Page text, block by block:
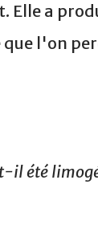
Elle a
l'on
il été